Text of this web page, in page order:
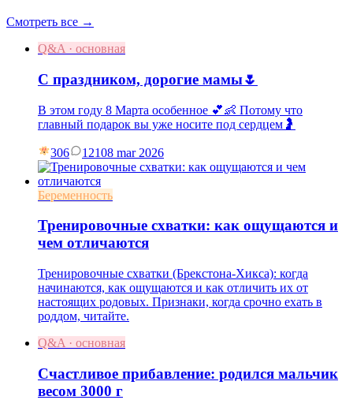
Смотреть все →
Q&A · основная
С праздником, дорогие мамы🌷
В этом году 8 Марта особенное 💕👶 Потому что
главный подарок вы уже носите под сердцем🤰
306 12108 mar 2026
Беременность
Тренировочные схватки: как ощущаются и
чем отличаются
Тренировочные схватки (Брекстона-Хикса): когда
начинаются, как ощущаются и как отличить их от
настоящих родовых. Признаки, когда срочно ехать в
роддом, читайте.
Q&A · основная
Счастливое прибавление: родился мальчик
весом 3000 г